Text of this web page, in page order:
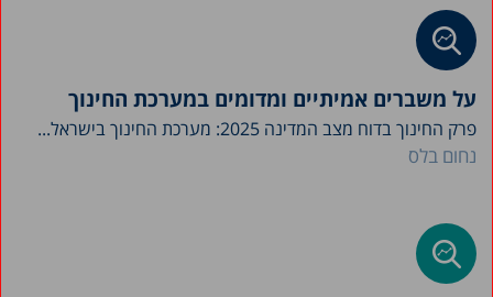
על משברים אמיתיים ומדומים במערכת החינוך
פרק החינוך בדוח מצב המדינה 2025: מערכת החינוך בישראל...
נחום בלס